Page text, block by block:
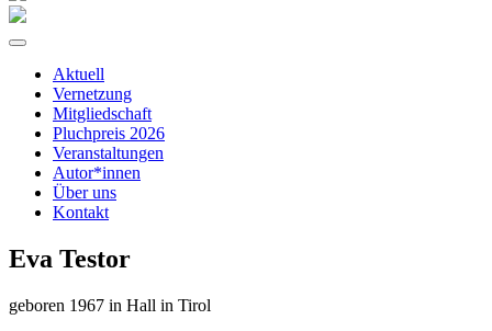
Aktuell
Vernetzung
Mitgliedschaft
Pluchpreis 2026
Veranstaltungen
Autor*innen
Über uns
Kontakt
Eva Testor
geboren 1967 in Hall in Tirol